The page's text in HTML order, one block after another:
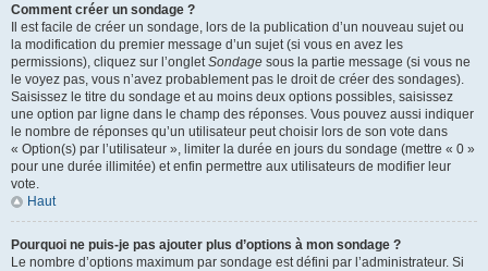
Comment créer un sondage ?
Il est facile de créer un sondage, lors de la publication d’un nouveau sujet ou
la modification du premier message d’un sujet (si vous en avez les
permissions), cliquez sur l’ongletSondage sous la partie message (si vous ne
le voyez pas, vous n’avez probablement pas le droit de créer des sondages).
Saisissez le titre du sondage et au moins deux options possibles, saisissez
une option par ligne dans le champ des réponses. Vous pouvez aussi indiquer
le nombre de réponses qu’un utilisateur peut choisir lors de son vote dans
« Option(s) par l’utilisateur », limiter la durée en jours du sondage (mettre « 0 »
pour une durée illimitée) et enfin permettre aux utilisateurs de modifier leur
vote.
Haut
Pourquoi ne puis-je pas ajouter plus d’options à mon sondage ?
Le nombre d’options maximum par sondage est défini par l’administrateur. Si